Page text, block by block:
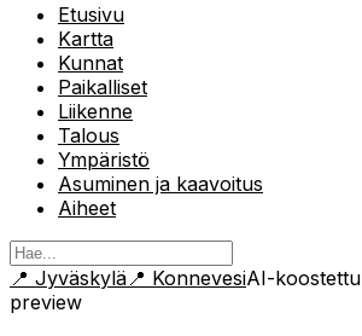
Etusivu
Kartta
Kunnat
Paikalliset
Liikenne
Talous
Ympäristö
Asuminen ja kaavoitus
Aiheet
📍 Jyväskylä 📍 KonnevesiAI-koostettu
preview